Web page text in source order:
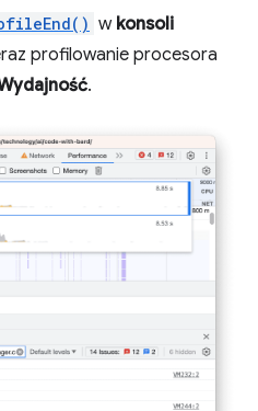
w konsoli
profilowanie procesora
.